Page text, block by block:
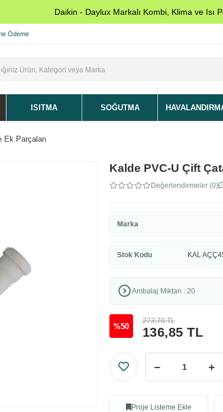
Daikin - Daylux Markalı Kombi, Klima ve Isı
Ödeme
ISITMA SOĞUTMA
Ek Parçaları
Kalde PVC-U Çift
Değerlendirmeler (0)
Marka
Stok Kodu KAL
Ambalaj Miktarı : 20
%50 136,85 TL
273,70 TL
Proje Listeme Ekle